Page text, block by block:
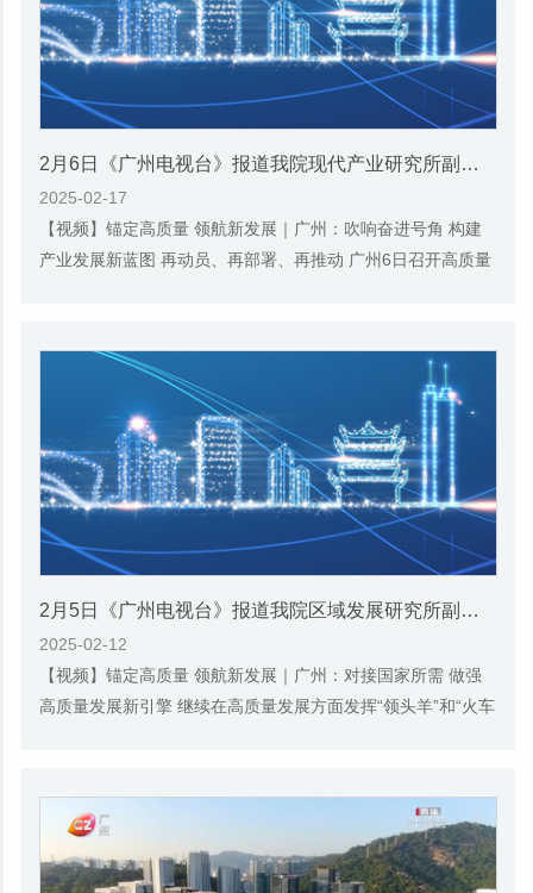
2月6日《广州电视台》报道我院现代产业研究所副所长、研究员陈刚的视频采访
2025-02-17
【视频】锚定高质量 领航新发展｜广州：吹响奋进号角 构建
产业发展新蓝图 再动员、再部署、再推动 广州6日召开高质量
2月5日《广州电视台》报道我院区域发展研究所副研究员葛志专的视频采访
2025-02-12
【视频】锚定高质量 领航新发展｜广州：对接国家所需 做强
高质量发展新引擎 继续在高质量发展方面发挥“领头羊”和“火车